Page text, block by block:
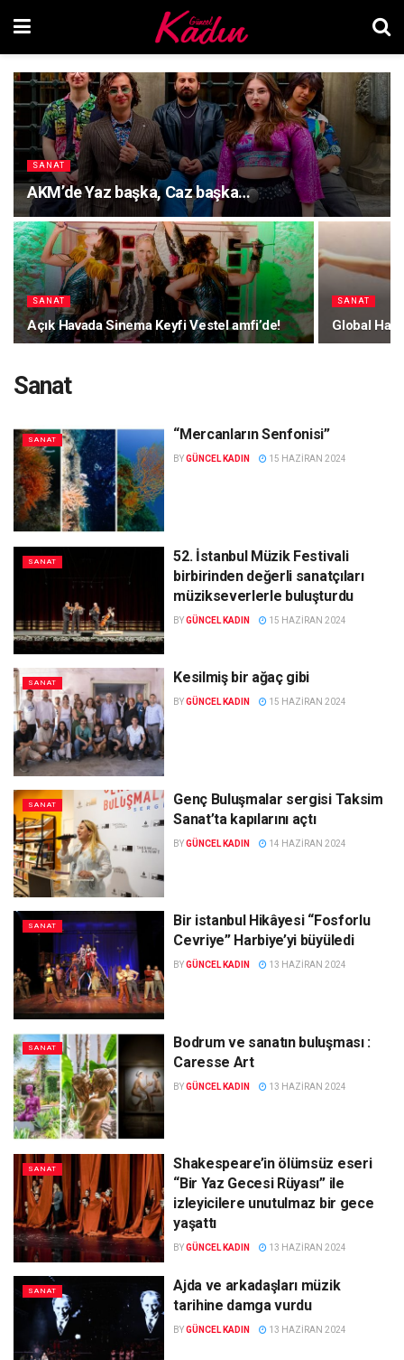
SANAT
AKM’de Yaz başka, Caz başka…
SANAT
Açık Havada Sinema Keyfi Vestel amfi’de!
SANAT
Global
Sanat
SANAT “Mercanların Senfonisi”
BYGÜNCEL KADIN 15 HAZIRAN 2024
SANAT
52. İstanbul Müzik Festivali
birbirinden değerli sanatçıları
müzikseverlerle buluşturdu
BYGÜNCEL KADIN 15 HAZIRAN 2024
SANAT Kesilmiş bir ağaç gibi
BYGÜNCEL KADIN 15 HAZIRAN 2024
SANAT
Genç Buluşmalar sergisi Taksim
Sanat’ta kapılarını açtı
BYGÜNCEL KADIN 14 HAZIRAN 2024
SANAT
Bir istanbul Hikâyesi “Fosforlu
Cevriye” Harbiye’yi büyüledi
BYGÜNCEL KADIN 13 HAZIRAN 2024
SANAT
Bodrum ve sanatın buluşması :
Caresse Art
BYGÜNCEL KADIN 13 HAZIRAN 2024
SANAT
Shakespeare’in ölümsüz eseri
“Bir Yaz Gecesi Rüyası” ile
izleyicilere unutulmaz bir gece
yaşattı
BYGÜNCEL KADIN 13 HAZIRAN 2024
SANAT
Ajda ve arkadaşları müzik
tarihine damga vurdu
BYGÜNCEL KADIN 13 HAZIRAN 2024